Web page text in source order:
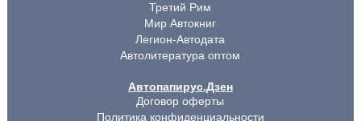
Третий Рим
Мир Автокниг
Легион-Автодата
Автолитература оптом
Автопапирус.Дзен
Договор оферты
Политика конфиденциальности